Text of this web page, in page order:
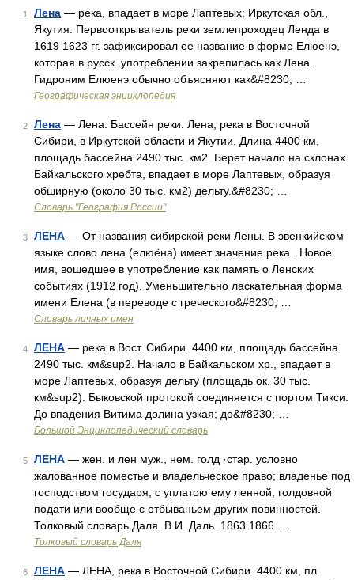
1 Лена — река, впадает в море Лаптевых; Иркутская обл.,
Якутия. Первооткрыватель реки землепроходец Ленда в
1619 1623 гг. зафиксировал ее название в форме Елюенэ,
которая в русск. употреблении закрепилась как Лена.
Гидроним Елюенэ обычно объясняют как&#8230; …
Географическая энциклопедия
2 Лена — Лена. Бассейн реки. Лена, река в Восточной
Сибири, в Иркутской области и Якутии. Длина 4400 км,
площадь бассейна 2490 тыс. км2. Берет начало на склонах
Байкальского хребта, впадает в море Лаптевых, образуя
обширную (около 30 тыс. км2) дельту.&#8230; …
Словарь "География России"
3 ЛЕНА — От названия сибирской реки Лены. В эвенкийском
языке слово лена (елюёна) имеет значение река . Новое
имя, вошедшее в употребление как память о Ленских
событиях (1912 год). Уменьшительно ласкательная форма
имени Елена (в переводе с греческого&#8230; …
Словарь личных имен
4 ЛЕНА — река в Вост. Сибири. 4400 км, площадь бассейна
2490 тыс. км&sup2. Начало в Байкальском хр., впадает в
море Лаптевых, образуя дельту (площадь ок. 30 тыс.
км&sup2). Быковской протокой соединяется с портом Тикси.
До впадения Витима долина узкая; до&#8230; …
Большой Энциклопедический словарь
5 ЛЕНА — жен. и лен муж., нем. голд ·стар. условно
жалованное поместье и владельческое право; владенье под
господством государя, с уплатою ему ленной, голдовной
подати или вообще с отбываньем других повинностей.
Толковый словарь Даля. В.И. Даль. 1863 1866 …
Толковый словарь Даля
6 ЛЕНА — ЛЕНА, река в Восточной Сибири. 4400 км, пл.